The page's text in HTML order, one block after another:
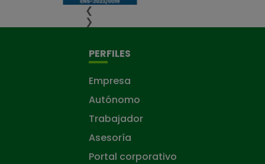
❮
❯
PERFILES
Empresa
Autónomo
Trabajador
Asesoría
Portal corporativo